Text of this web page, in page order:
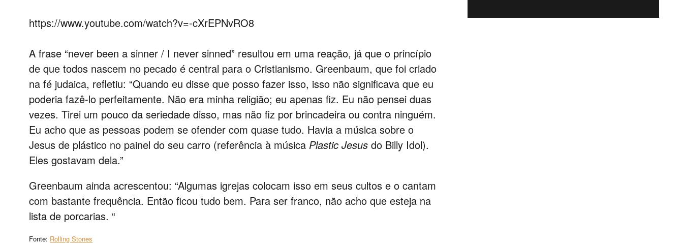
https://www.youtube.com/watch?v=-cXrEPNvRO8
A frase “never been a sinner / I never sinned” resultou em uma reação, já que o princípio
de que todos nascem no pecado é central para o Cristianismo. Greenbaum, que foi criado
na fé judaica, refletiu: “Quando eu disse que posso fazer isso, isso não significava que eu
poderia fazê-lo perfeitamente. Não era minha religião; eu apenas fiz. Eu não pensei duas
vezes. Tirei um pouco da seriedade disso, mas não fiz por brincadeira ou contra ninguém.
Eu acho que as pessoas podem se ofender com quase tudo. Havia a música sobre o
Jesus de plástico no painel do seu carro (referência à música Plastic Jesus do Billy Idol).
Eles gostavam dela.”
Greenbaum ainda acrescentou: “Algumas igrejas colocam isso em seus cultos e o cantam
com bastante frequência. Então ficou tudo bem. Para ser franco, não acho que esteja na
lista de porcarias. “
Fonte: Rolling Stones